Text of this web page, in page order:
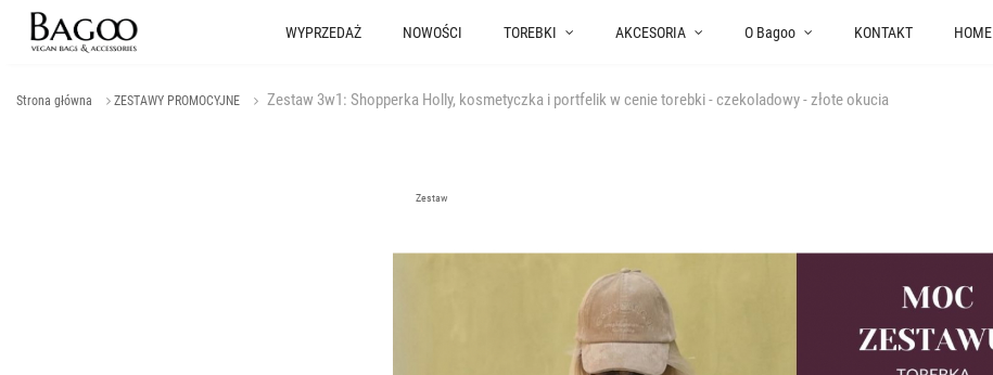
WYPRZEDAŻ NOWOŚCI TOREBKI AKCESORIA O Bagoo KONTAKT HOME
Strona główna ZESTAWY PROMOCYJNE Zestaw 3w1: Shopperka Holly, kosmetyczka i portfelik w cenie torebki - czekoladowy - złote okucia
Zestaw